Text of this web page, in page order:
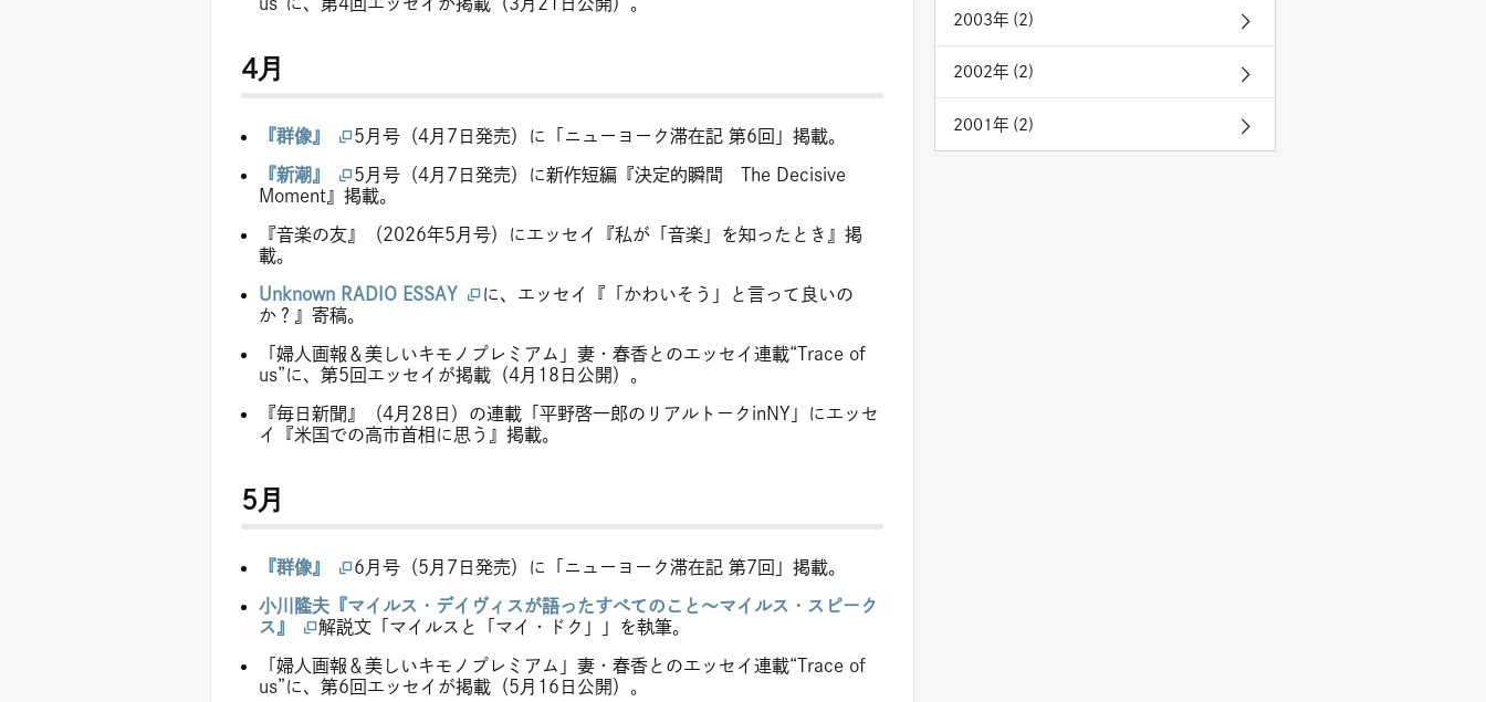
4月
『群像』 5月号（4月7日発売）に「ニューヨーク滞在記 第6回」掲載。
『新潮』
5月号（4月7日発売）に新作短編『決定的瞬間 The Decisive
Moment』掲載。
『音楽の友』（2026年5月号）にエッセイ『私が「音楽」を知ったとき』掲
載。
Unknown RADIO ESSAY
に、エッセイ『「かわいそう」と言って良いの
か？』寄稿。
「婦人画報＆美しいキモノプレミアム」妻・春香とのエッセイ連載“Trace of
us”に、第5回エッセイが掲載（4月18日公開）。
『毎日新聞』（4月28日）の連載「平野啓一郎のリアルトークinNY」にエッセ
イ『米国での高市首相に思う』掲載。
5月
『群像』 6月号（5月7日発売）に「ニューヨーク滞在記 第7回」掲載。
小川隆夫『マイルス・デイヴィスが語ったすべてのこと〜マイルス・スピーク
ス』
解説文「マイルスと「マイ・ドク」」を執筆。
「婦人画報＆美しいキモノプレミアム」妻・春香とのエッセイ連載“Trace of
us”に、第6回エッセイが掲載（5月16日公開）。
2003年 (2)
2002年 (2)
2001年 (2)